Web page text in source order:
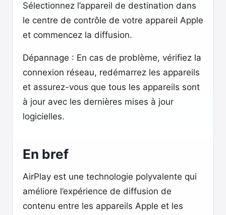
Sélectionnez l’appareil de destination dans
le centre de contrôle de votre appareil Apple
et commencez la diffusion.
Dépannage : En cas de problème, vérifiez la
connexion réseau, redémarrez les appareils
et assurez-vous que tous les appareils sont
à jour avec les dernières mises à jour
logicielles.
En bref
AirPlay est une technologie polyvalente qui
améliore l’expérience de diffusion de
contenu entre les appareils Apple et les